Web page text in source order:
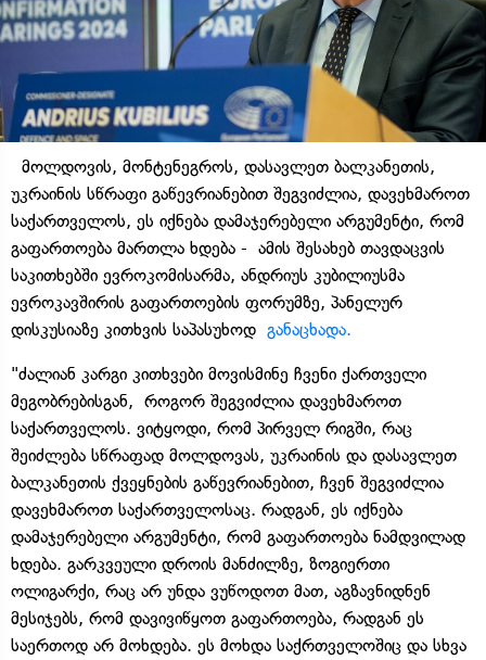
მოლდოვის, მონტენეგროს, დასავლეთ ბალკანეთის,
უკრაინის სწრაფი გაწევრიანებით შეგვიძლია, დავეხმაროთ
საქართველოს, ეს იქნება დამაჯერებელი არგუმენტი, რომ
გაფართოება მართლა ხდება - ამის შესახებ თავდაცვის
საკითხებში ევროკომისარმა, ანდრიუს კუბილიუსმა
ევროკავშირის გაფართოების ფორუმზე, პანელურ
დისკუსიაზე კითხვის საპასუხოდ განაცხადა.
"ძალიან კარგი კითხვები მოვისმინე ჩვენი ქართველი
მეგობრებისგან, როგორ შეგვიძლია დავეხმაროთ
საქართველოს. ვიტყოდი, რომ პირველ რიგში, რაც
შეიძლება სწრაფად მოლდოვას, უკრაინის და დასავლეთ
ბალკანეთის ქვეყნების გაწევრიანებით, ჩვენ შეგვიძლია
დავეხმაროთ საქართველოსაც. რადგან, ეს იქნება
დამაჯერებელი არგუმენტი, რომ გაფართოება ნამდვილად
ხდება. გარკვეული დროის მანძილზე, ზოგიერთი
ოლიგარქი, რაც არ უნდა ვუწოდოთ მათ, აგზავნიდნენ
მესიჯებს, რომ დავივიწყოთ გაფართოება, რადგან ეს
საერთოდ არ მოხდება. ეს მოხდა საქრთველოშიც და სხვა